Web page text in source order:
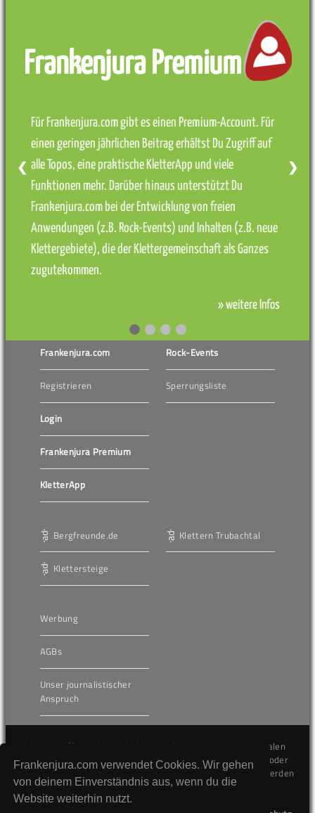
Frankenjura.com verwendet Cookies. Wir gehen
von deinem Einverständnis aus, wenn du die
Website weiterhin nutzt.
Frankenjura Premium
Für Frankenjura.com gibt es einen Premium-Account. Für
einen geringen jährlichen Beitrag erhältst Du Zugriff auf
alle Topos, eine praktische KletterApp und viele
Funktionen mehr. Darüber hinaus unterstützt Du
Frankenjura.com bei der Entwicklung von freien
Anwendungen (z.B. Rock-Events) und Inhalten (z.B. neue
Klettergebiete), die der Klettergemeinschaft als Ganzes
zugutekommen.
» weitere Infos
❮ ❯
Frankenjura.com
Registrieren
Login
Frankenjura Premium
KletterApp
Rock-Events
Sperrungsliste
Bergfreunde.de
Klettersteige
Klettern Trubachtal
Werbung
AGBs
Unser journalistischer
Anspruch
Die hier veröffentlichten Inhalte unterliegen dem internationalen
Urheberrecht (Copyright) und dürfen nicht kopiert, verändert oder
unverändert wiederveröffentlicht werden. Gegen Verstöße werden
wir auf juristischem Wege vorgehen.